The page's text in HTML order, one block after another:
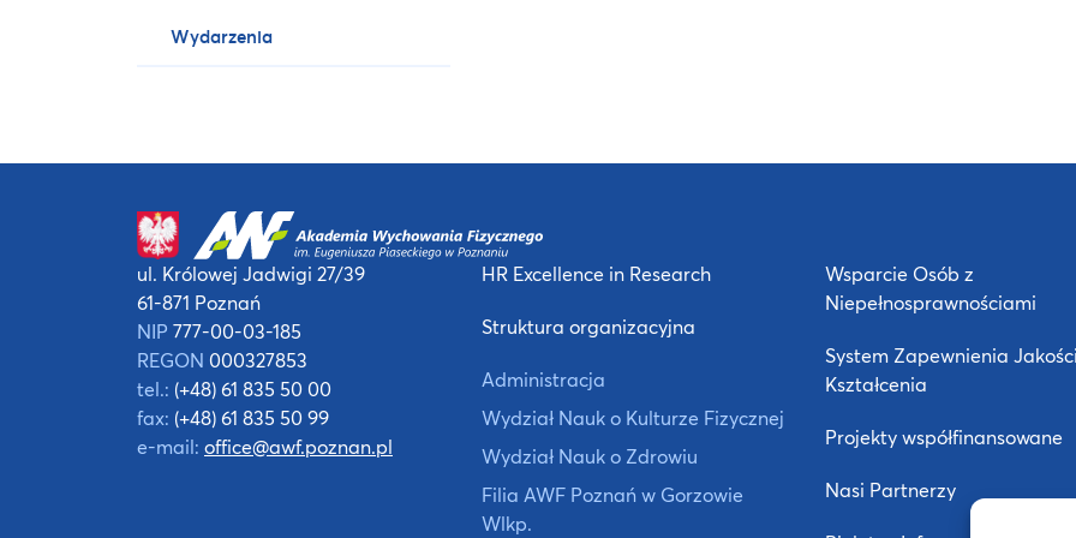
Wydarzenia
ul. Królowej Jadwigi 27/39
61-871 Poznań
NIP 777-00-03-185
REGON 000327853
tel.: (+48) 61 835 50 00
fax: (+48) 61 835 50 99
e-mail: office@awf.poznan.pl
HR Excellence in Research
Struktura organizacyjna
Administracja
Wydział Nauk o Kulturze Fizycznej
Wydział Nauk o Zdrowiu
Filia AWF Poznań w Gorzowie
Wlkp.
Wsparcie Osób z
Niepełnosprawnościami
System Zapewnienia Jakości
Kształcenia
Projekty współfinansowane
Nasi Partnerzy